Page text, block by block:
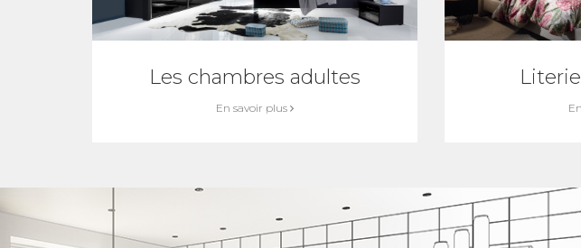
Les chambres adultes
En savoir plus